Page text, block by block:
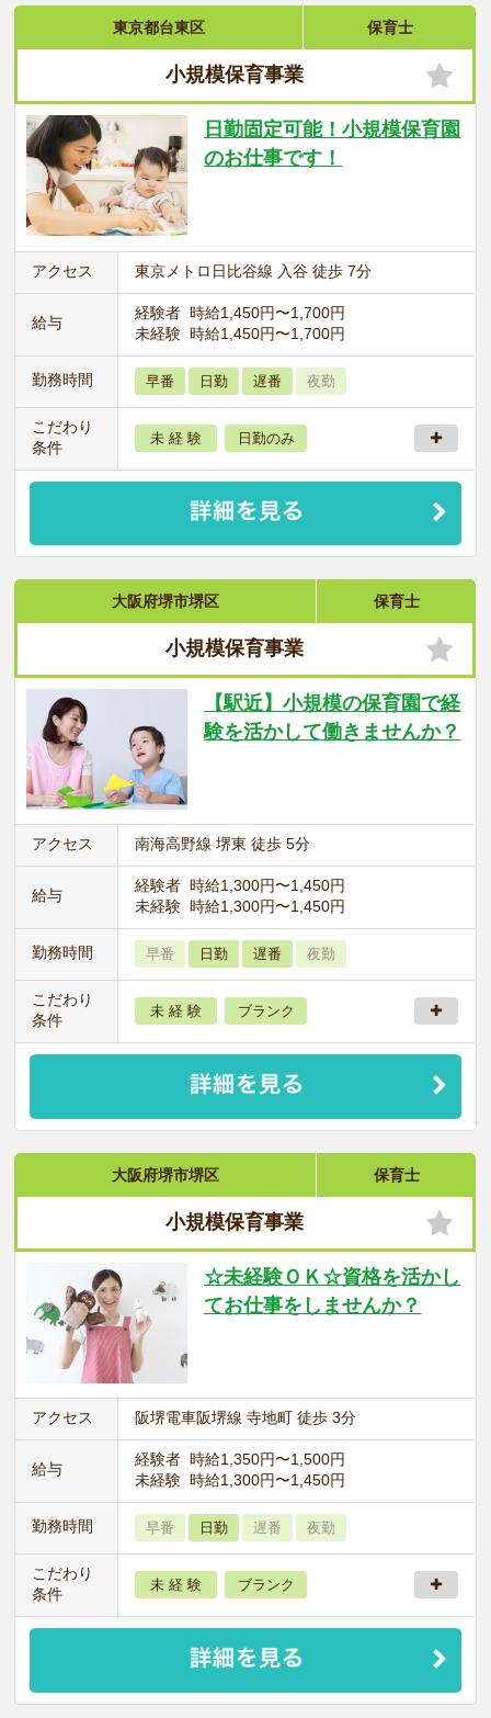
東京都台東区 保育士
小規模保育事業
日勤固定可能！小規模保育園
のお仕事です！
アクセス 東京メトロ日比谷線 入谷 徒歩 7分
給与
経験者 時給1,450円〜1,700円
未経験 時給1,450円〜1,700円
勤務時間 早番 日勤 遅番 夜勤
こだわり
条件
未 経 験 日勤のみ
大阪府堺市堺区 保育士
小規模保育事業
【駅近】小規模の保育園で経
験を活かして働きませんか？
アクセス 南海高野線 堺東 徒歩 5分
給与
経験者 時給1,300円〜1,450円
未経験 時給1,300円〜1,450円
勤務時間 早番 日勤 遅番 夜勤
こだわり
条件
未 経 験 ブランク
大阪府堺市堺区 保育士
小規模保育事業
☆未経験ＯＫ☆資格を活かし
てお仕事をしませんか？
アクセス 阪堺電車阪堺線 寺地町 徒歩 3分
給与
経験者 時給1,350円〜1,500円
未経験 時給1,300円〜1,450円
勤務時間 早番 日勤 遅番 夜勤
こだわり
条件
未 経 験 ブランク